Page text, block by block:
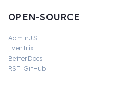
OPEN-SOURCE
AdminJS
Eventrix
BetterDocs
RST GitHub